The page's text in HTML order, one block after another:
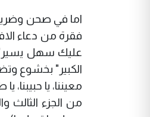
اما في صحن
فقرة من دعاء
عليك سهل
الكبير" بخشوع
معيننا، يا
من الجزء الثالث